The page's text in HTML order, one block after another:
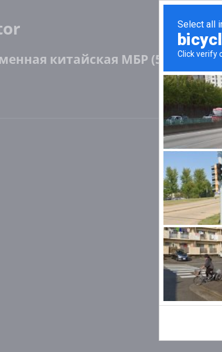
китайская МБР (5 Мт) on